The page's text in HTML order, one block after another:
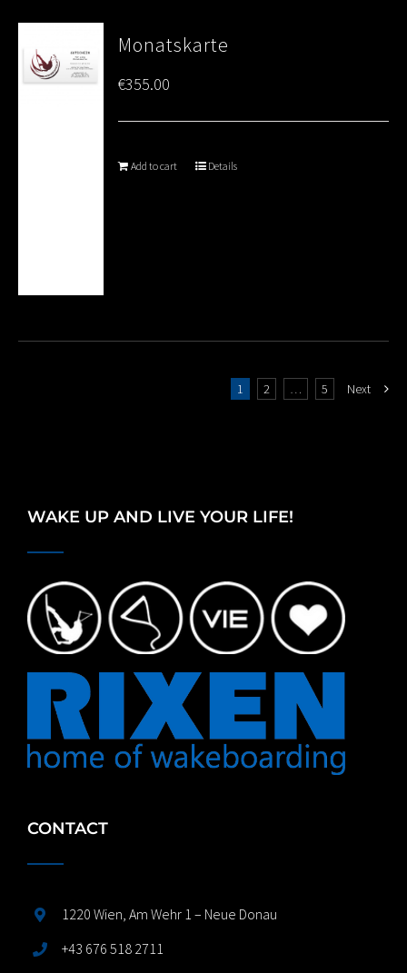
Monatskarte
€355.00
Add to cart Details
1 2 … 5 Next
WAKE UP AND LIVE YOUR LIFE!
CONTACT
1220 Wien, Am Wehr 1 – Neue Donau
+43 676 518 2711